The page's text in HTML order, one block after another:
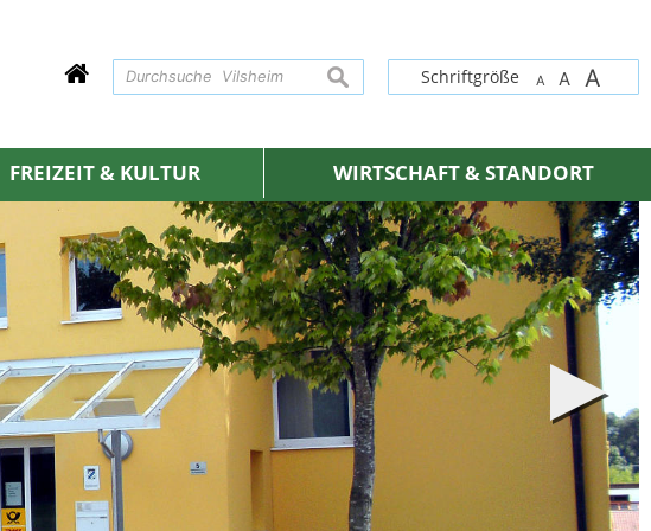
Schriftgröße A A A
suchen
FREIZEIT & KULTUR WIRTSCHAFT & STANDORT